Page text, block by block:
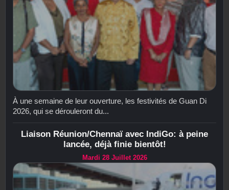
À une semaine de leur ouverture, les festivités de Guan Di
2026, qui se dérouleront du...
Liaison Réunion/Chennaï avec IndiGo: à peine
lancée, déjà finie bientôt!
Mardi 28 Juillet 2026